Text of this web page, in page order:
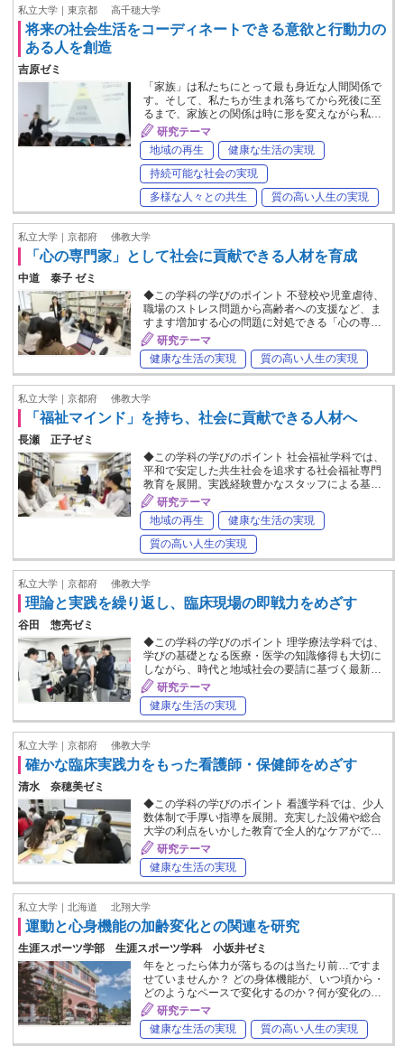
私立大学｜東京都 高千穂大学
将来の社会生活をコーディネートできる意欲と行動力の
ある人を創造
吉原ゼミ
「家族」は私たちにとって最も身近な人間関係で
す。そして、私たちが生まれ落ちてから死後に至
るまで、家族との関係は時に形を変えながら私…
研究テーマ
地域の再生
健康な生活の実現
持続可能な社会の実現
多様な人々との共生
質の高い人生の実現
私立大学｜京都府 佛教大学
「心の専門家」として社会に貢献できる人材を育成
中道 泰子 ゼミ
◆この学科の学びのポイント 不登校や児童虐待、
職場のストレス問題から高齢者への支援など、ま
すます増加する心の問題に対処できる「心の専…
研究テーマ
健康な生活の実現
質の高い人生の実現
私立大学｜京都府 佛教大学
「福祉マインド」を持ち、社会に貢献できる人材へ
長瀬 正子ゼミ
◆この学科の学びのポイント 社会福祉学科では、
平和で安定した共生社会を追求する社会福祉専門
教育を展開。実践経験豊かなスタッフによる基…
研究テーマ
地域の再生
健康な生活の実現
質の高い人生の実現
私立大学｜京都府 佛教大学
理論と実践を繰り返し、臨床現場の即戦力をめざす
谷田 惣亮ゼミ
◆この学科の学びのポイント 理学療法学科では、
学びの基礎となる医療・医学の知識修得も大切に
しながら、時代と地域社会の要請に基づく最新…
研究テーマ
健康な生活の実現
私立大学｜京都府 佛教大学
確かな臨床実践力をもった看護師・保健師をめざす
清水 奈穂美ゼミ
◆この学科の学びのポイント 看護学科では、少人
数体制で手厚い指導を展開。充実した設備や総合
大学の利点をいかした教育で全人的なケアがで…
研究テーマ
健康な生活の実現
私立大学｜北海道 北翔大学
運動と心身機能の加齢変化との関連を研究
生涯スポーツ学部 生涯スポーツ学科 小坂井ゼミ
年をとったら体力が落ちるのは当たり前…ですま
せていませんか？ どの身体機能が、いつ頃から・
どのようなペースで変化するのか？何が変化の…
研究テーマ
健康な生活の実現
質の高い人生の実現